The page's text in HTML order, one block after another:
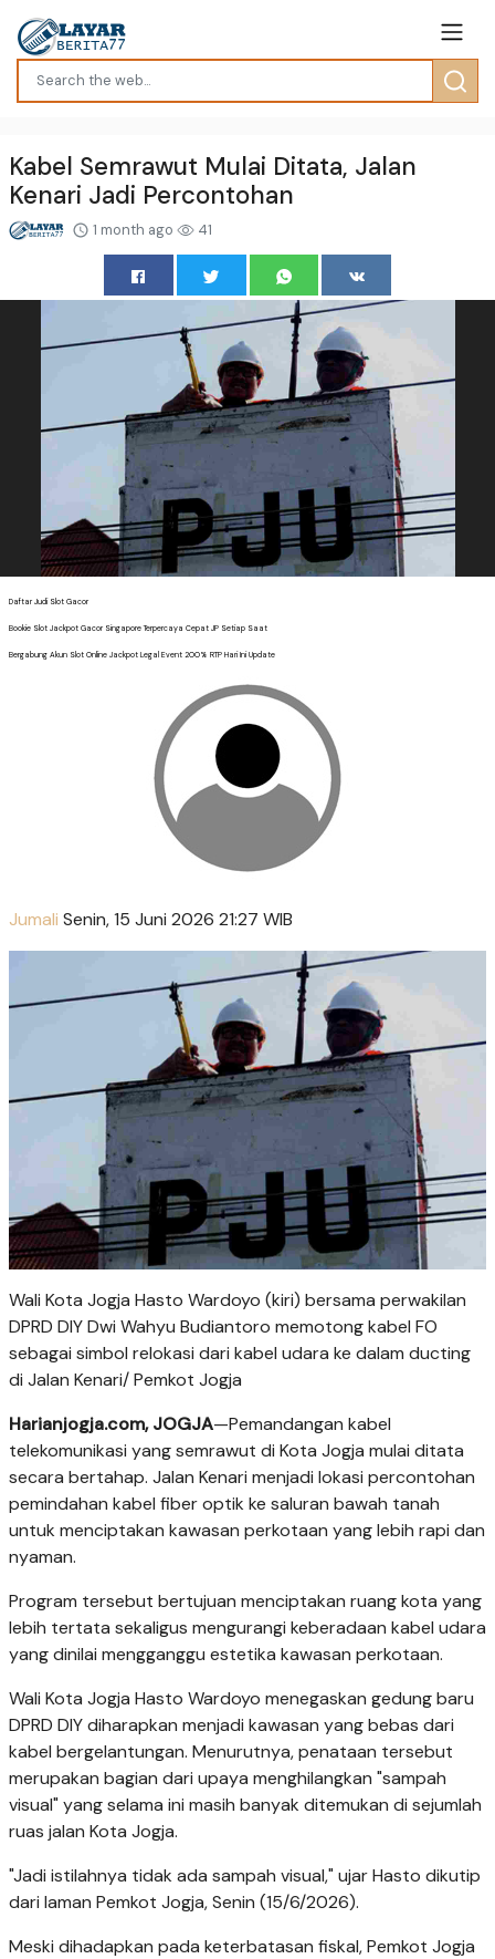
Kabel Semrawut Mulai Ditata, Jalan
Kenari Jadi Percontohan
1 month ago 41
Daftar Judi Slot Gacor
Bookie Slot Jackpot Gacor Singapore Terpercaya Cepat JP Setiap Saat
Bergabung Akun Slot Online Jackpot Legal Event 200% RTP Hari Ini Update
Jumali Senin, 15 Juni 2026 21:27 WIB
Wali Kota Jogja Hasto Wardoyo (kiri) bersama perwakilan
DPRD DIY Dwi Wahyu Budiantoro memotong kabel FO
sebagai simbol relokasi dari kabel udara ke dalam ducting
di Jalan Kenari/ Pemkot Jogja
Harianjogja.com, JOGJA—Pemandangan kabel
telekomunikasi yang semrawut di Kota Jogja mulai ditata
secara bertahap. Jalan Kenari menjadi lokasi percontohan
pemindahan kabel fiber optik ke saluran bawah tanah
untuk menciptakan kawasan perkotaan yang lebih rapi dan
nyaman.
Program tersebut bertujuan menciptakan ruang kota yang
lebih tertata sekaligus mengurangi keberadaan kabel udara
yang dinilai mengganggu estetika kawasan perkotaan.
Wali Kota Jogja Hasto Wardoyo menegaskan gedung baru
DPRD DIY diharapkan menjadi kawasan yang bebas dari
kabel bergelantungan. Menurutnya, penataan tersebut
merupakan bagian dari upaya menghilangkan "sampah
visual" yang selama ini masih banyak ditemukan di sejumlah
ruas jalan Kota Jogja.
"Jadi istilahnya tidak ada sampah visual," ujar Hasto dikutip
dari laman Pemkot Jogja, Senin (15/6/2026).
Meski dihadapkan pada keterbatasan fiskal, Pemkot Jogja